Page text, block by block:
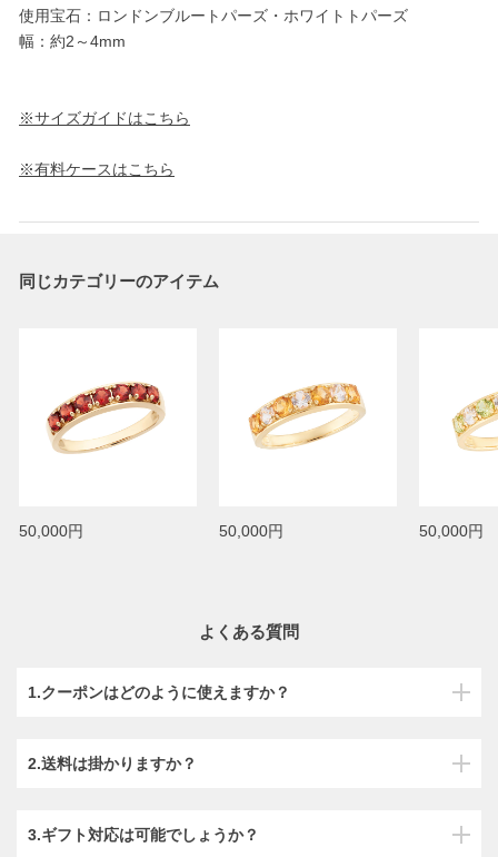
使用宝石：ロンドンブルートパーズ・ホワイトトパーズ
幅：約2～4mm
※サイズガイドはこちら
※有料ケースはこちら
同じカテゴリーのアイテム
50,000円 50,000円 50,000円
よくある質問
1.クーポンはどのように使えますか？
2.送料は掛かりますか？
3.ギフト対応は可能でしょうか？